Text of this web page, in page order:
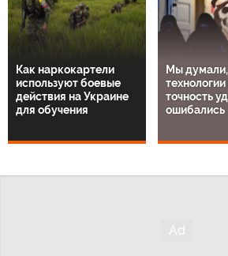
Как наркокартели
используют боевые
действия на Украине
для обучения
Мы думали,
точность
ошибались